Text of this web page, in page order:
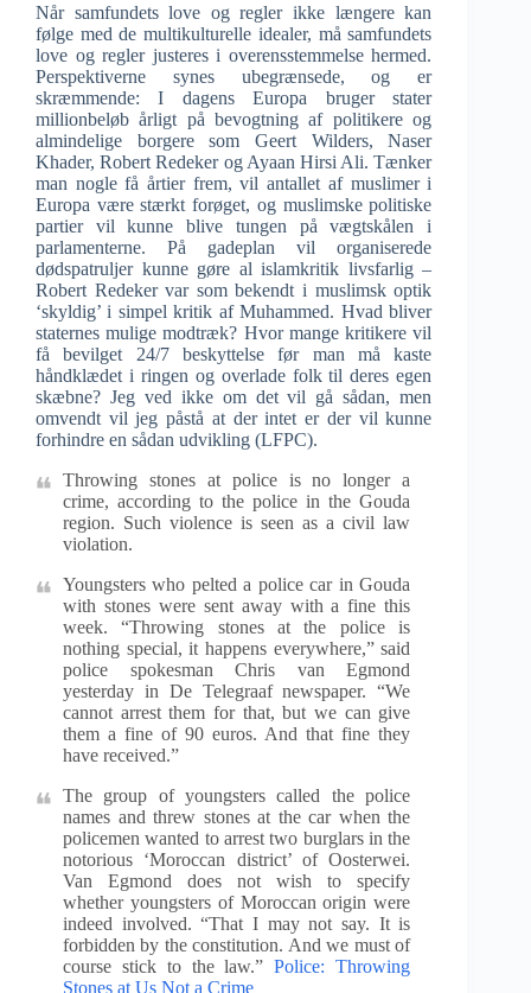
Når samfundets love og regler ikke længere kan
følge med de multikulturelle idealer, må samfundets
love og regler justeres i overensstemmelse hermed.
Perspektiverne synes ubegrænsede, og er
skræmmende: I dagens Europa bruger stater
millionbeløb årligt på bevogtning af politikere og
almindelige borgere som Geert Wilders, Naser
Khader, Robert Redeker og Ayaan Hirsi Ali. Tænker
man nogle få årtier frem, vil antallet af muslimer i
Europa være stærkt forøget, og muslimske politiske
partier vil kunne blive tungen på vægtskålen i
parlamenterne. På gadeplan vil organiserede
dødspatruljer kunne gøre al islamkritik livsfarlig –
Robert Redeker var som bekendt i muslimsk optik
‘skyldig’ i simpel kritik af Muhammed. Hvad bliver
staternes mulige modtræk? Hvor mange kritikere vil
få bevilget 24/7 beskyttelse før man må kaste
håndklædet i ringen og overlade folk til deres egen
skæbne? Jeg ved ikke om det vil gå sådan, men
omvendt vil jeg påstå at der intet er der vil kunne
forhindre en sådan udvikling (LFPC).
Throwing stones at police is no longer a
crime, according to the police in the Gouda
region. Such violence is seen as a civil law
violation.
Youngsters who pelted a police car in Gouda
with stones were sent away with a fine this
week. “Throwing stones at the police is
nothing special, it happens everywhere,” said
police spokesman Chris van Egmond
yesterday in De Telegraaf newspaper. “We
cannot arrest them for that, but we can give
them a fine of 90 euros. And that fine they
have received.”
The group of youngsters called the police
names and threw stones at the car when the
policemen wanted to arrest two burglars in the
notorious ‘Moroccan district’ of Oosterwei.
Van Egmond does not wish to specify
whether youngsters of Moroccan origin were
indeed involved. “That I may not say. It is
forbidden by the constitution. And we must of
course stick to the law.”Police: Throwing
Stones at Us Not a Crime